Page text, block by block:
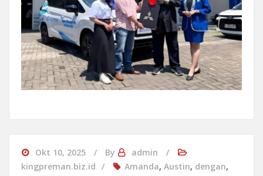
Okt 10, 2025 By
admin
kingpreman.biz.id
Amanda, Austin, dengan,